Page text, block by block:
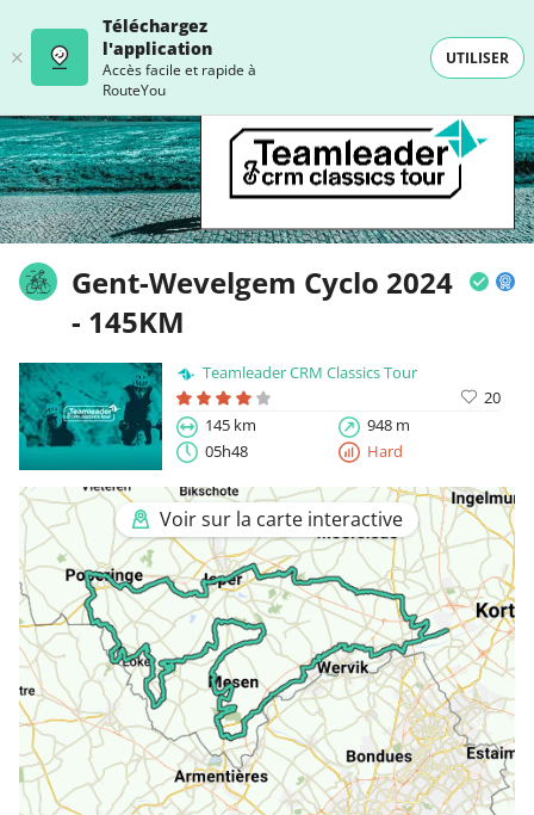
Téléchargez
l'application
Accès facile et rapide à
RouteYou
UTILISER
Gent-Wevelgem Cyclo 2024
- 145KM
Teamleader CRM Classics Tour
20
145 km
948 m
05h48
Hard
Voir sur la carte interactive